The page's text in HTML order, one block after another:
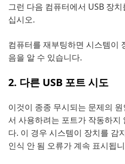
그런 다음 컴퓨터에서 USB 장
십시오.
컴퓨터를 재부팅하면 시스템이
음을 알 수 있습니다.
2. 다른 USB 포트 시도
이것이 종종 무시되는 문제의
서 사용하려는 포트가 작동하지
다. 이 경우 시스템이 장치를 감
인식 안 됨 오류가 계속 표시됩